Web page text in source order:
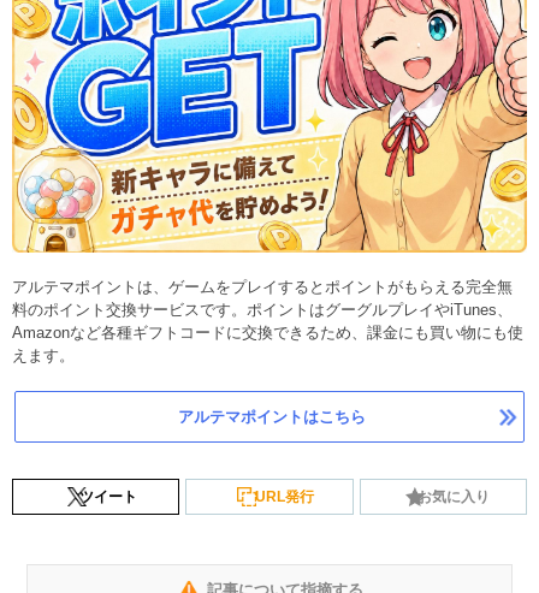
アルテマポイントは、ゲームをプレイするとポイントがもらえる完全無
料のポイント交換サービスです。ポイントはグーグルプレイやiTunes、
Amazonなど各種ギフトコードに交換できるため、課金にも買い物にも使
えます。
アルテマポイントはこちら
ツイート URL発行 お気に入り